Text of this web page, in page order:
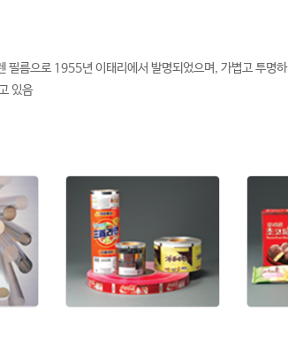
필름으로 1955년 이태리에서 발명되었으며, 가볍고 투명
있음